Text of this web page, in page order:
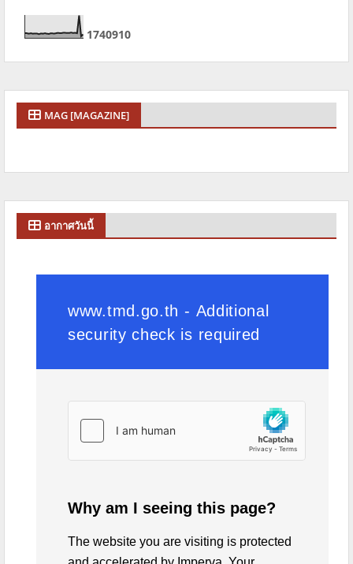
1740910
MAG [MAGAZINE]
อากาศวันนี้